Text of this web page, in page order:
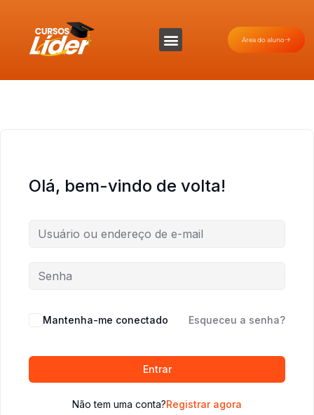
Área do aluno
Olá, bem-vindo de volta!
Mantenha-me conectado Esqueceu a senha?
Entrar
Não tem uma conta?Registrar agora